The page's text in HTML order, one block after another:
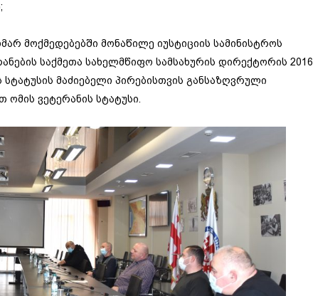
მოქმედებებში მონაწილე იუსტიციის სამინისტროს
საქმეთა სახელმწიფო სამსახურის დირექტორის 2016
მაძიებელი პირებისთვის განსაზღვრული
ომის ვეტერანის სტატუსი.